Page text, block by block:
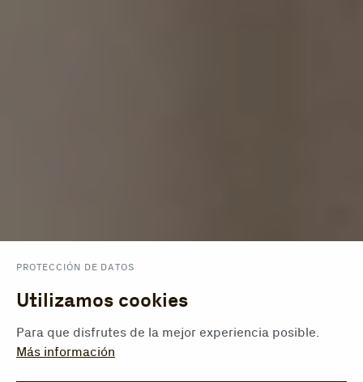
PROTECCIÓN DE DATOS
Utilizamos cookies
Para que disfrutes de la mejor experiencia posible.
Más información